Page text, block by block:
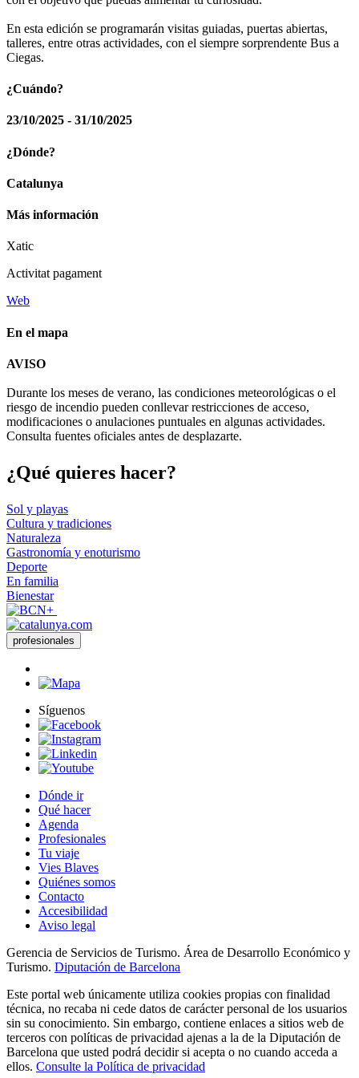
En esta edición se programarán visitas guiadas, puertas abiertas,
talleres, entre otras actividades, con el siempre sorprendente Bus a
Ciegas.
¿Cuándo?
23/10/2025 - 31/10/2025
¿Dónde?
Catalunya
Más información
Xatic
Activitat pagament
Web
En el mapa
−
AVISO
Durante los meses de verano, las condiciones meteorológicas o el
riesgo de incendio pueden conllevar restricciones de acceso,
modificaciones o anulaciones puntuales en algunas actividades.
Consulta fuentes oficiales antes de desplazarte.
¿Qué quieres hacer?
Sol y playas
Cultura y tradiciones
Naturaleza
Gastronomía y enoturismo
Deporte
En familia
Bienestar
profesionales
Síguenos
Dónde ir
Qué hacer
Agenda
Profesionales
Tu viaje
Vies Blaves
Quiénes somos
Contacto
Accesibilidad
Aviso legal
Gerencia de Servicios de Turismo. Área de Desarrollo Económico y
Turismo. Diputación de Barcelona
Este portal web únicamente utiliza cookies propias con finalidad
técnica, no recaba ni cede datos de carácter personal de los usuarios
sin su conocimiento. Sin embargo, contiene enlaces a sitios web de
terceros con políticas de privacidad ajenas a la de la Diputación de
Barcelona que usted podrá decidir si acepta o no cuando acceda a
ellos. Consulte la Política de privacidad